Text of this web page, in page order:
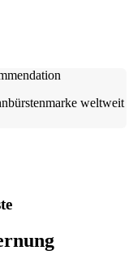
weltweit